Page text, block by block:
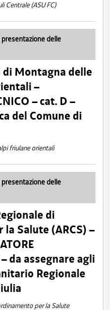
Centrale (ASU FC)
presentazione delle
Montagna delle
–
– cat. D –
del Comune di
friulane orientali
presentazione delle
di
Salute (ARCS) –
da assegnare agli
Regionale
per la Salute